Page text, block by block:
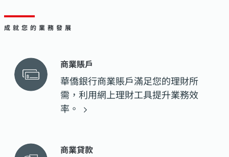
成就您的業務發展
商業賬戶
華僑銀行商業賬戶滿足您的理財所
需，利用網上理財工具提升業務效
率。
商業貸款